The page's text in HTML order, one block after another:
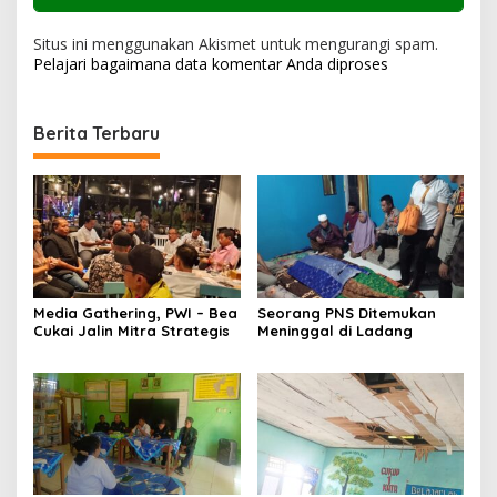
Situs ini menggunakan Akismet untuk mengurangi spam.
Pelajari bagaimana data komentar Anda diproses
Berita Terbaru
Media Gathering, PWI – Bea
Cukai Jalin Mitra Strategis
Seorang PNS Ditemukan
Meninggal di Ladang